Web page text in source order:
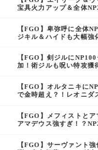
宝具火力アップ＆全体
【FGO】卑弥呼に全体
ジキル＆ハイドも大幅強
【FGO】剣ジルに
加！術ジルも呪い特攻獲
【FGO】オルタニキに
で金時超え？！レオニダ
【FGO】メフィストとア
アマデウス強すぎ！？
【FGO】サーヴァント